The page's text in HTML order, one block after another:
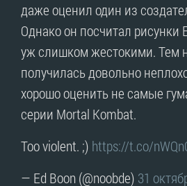
даже оценил один из
Однако он посчитал рисунки
уж слишком жестокими. Тем
получилась довольно
хорошо оценить не самые
серии Mortal Kombat.
Too violent. ;) https://t.co/
— Ed Boon (@noobde) 31